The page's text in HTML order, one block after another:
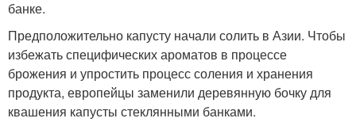
банке.
Предположительно капусту начали солить в Азии. Чтобы
избежать специфических ароматов в процессе
брожения и упростить процесс соления и хранения
продукта, европейцы заменили деревянную бочку для
квашения капусты стеклянными банками.